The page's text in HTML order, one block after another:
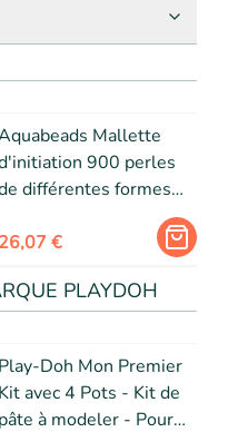
Mallette
900 perles
différentes formes
et couleurs, perles qui
collent avec de l'eau,
26,07 €
PLAYDOH
Play-Doh Mon Premier
Kit avec 4 Pots - Kit de
pâte à modeler - Pour